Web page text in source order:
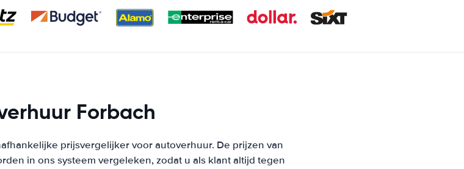
Forbach
prijsvergelijker voor autoverhuur. De prijzen van
in ons systeem vergeleken, zodat u als klant altijd tegen